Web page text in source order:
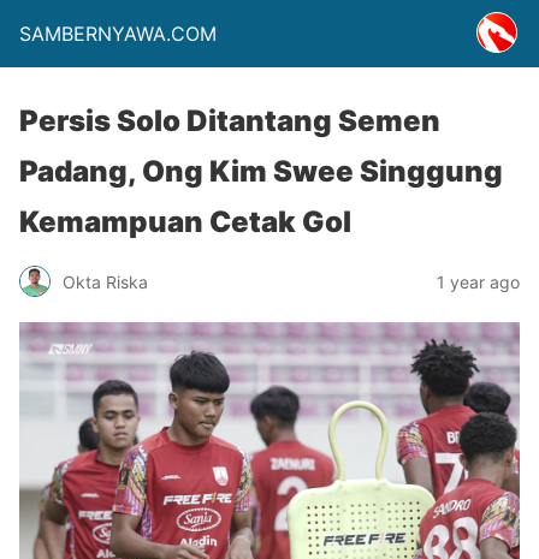
SAMBERNYAWA.COM
Persis Solo Ditantang Semen
Padang, Ong Kim Swee Singgung
Kemampuan Cetak Gol
Okta Riska 1 year ago